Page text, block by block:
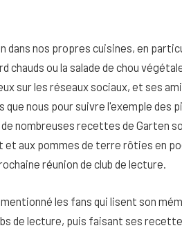
nos propres cuisines, en
chauds ou la salade de chou
sur les réseaux sociaux, et ses
nous pour suivre l'exemple des
nombreuses recettes de Garten
et aux pommes de terre rôties en
réunion de club de lecture.
les fans qui lisent son
de lecture, puis faisant ses
peau
Peau
utiliser